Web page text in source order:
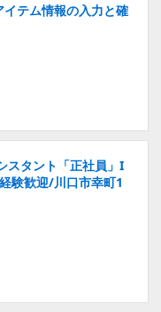
テム情報の入力と確
スタント「正社員」I
験歓迎/川口市幸町1